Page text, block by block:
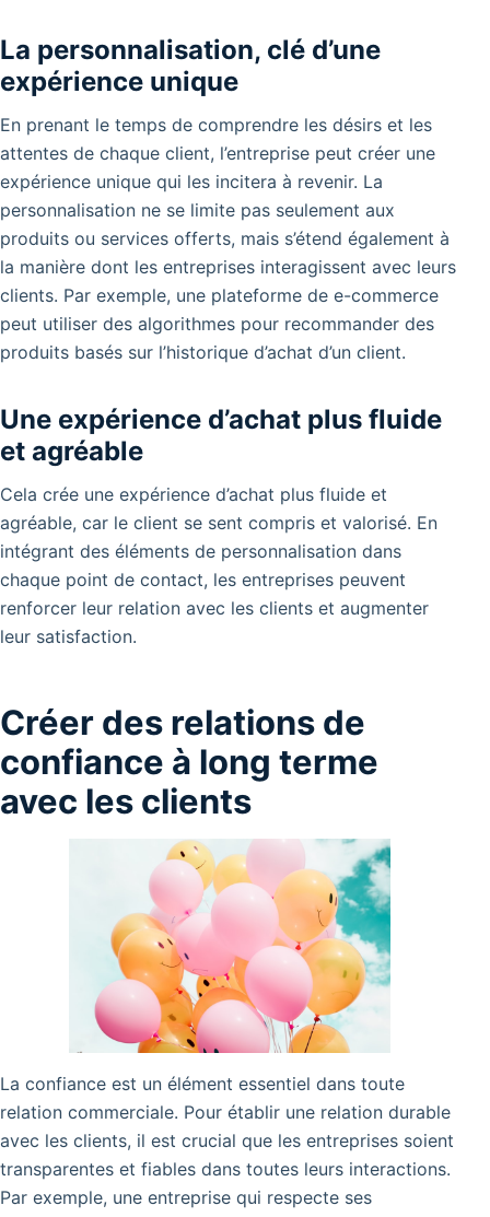
La personnalisation, clé d’une
expérience unique
En prenant le temps de comprendre les désirs et les
attentes de chaque client, l’entreprise peut créer une
expérience unique qui les incitera à revenir. La
personnalisation ne se limite pas seulement aux
produits ou services offerts, mais s’étend également à
la manière dont les entreprises interagissent avec leurs
clients. Par exemple, une plateforme de e-commerce
peut utiliser des algorithmes pour recommander des
produits basés sur l’historique d’achat d’un client.
Une expérience d’achat plus fluide
et agréable
Cela crée une expérience d’achat plus fluide et
agréable, car le client se sent compris et valorisé. En
intégrant des éléments de personnalisation dans
chaque point de contact, les entreprises peuvent
renforcer leur relation avec les clients et augmenter
leur satisfaction.
Créer des relations de
confiance à long terme
avec les clients
La confiance est un élément essentiel dans toute
relation commerciale. Pour établir une relation durable
avec les clients, il est crucial que les entreprises soient
transparentes et fiables dans toutes leurs interactions.
Par exemple, une entreprise qui respecte ses